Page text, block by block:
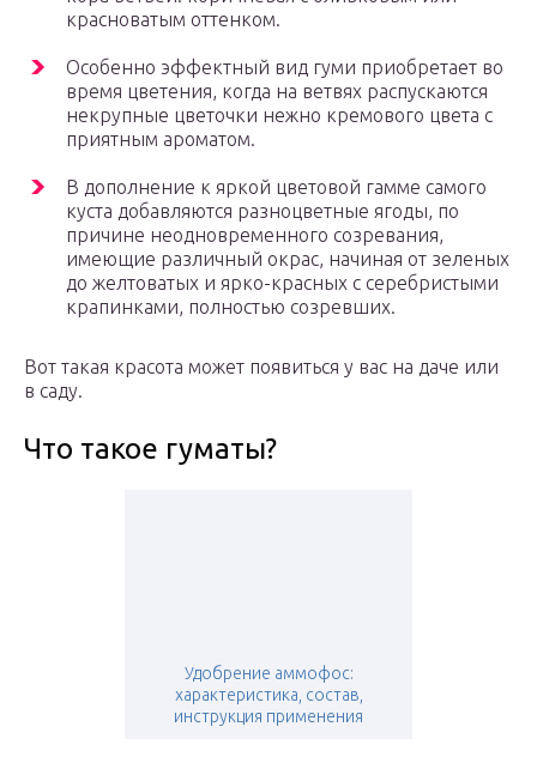
красноватым оттенком.
Особенно эффектный вид гуми приобретает во
время цветения, когда на ветвях распускаются
некрупные цветочки нежно кремового цвета с
приятным ароматом.
В дополнение к яркой цветовой гамме самого
куста добавляются разноцветные ягоды, по
причине неодновременного созревания,
имеющие различный окрас, начиная от зеленых
до желтоватых и ярко-красных с серебристыми
крапинками, полностью созревших.
Вот такая красота может появиться у вас на даче или
в саду.
Что такое гуматы?
Удобрение аммофос:
характеристика, состав,
инструкция применения